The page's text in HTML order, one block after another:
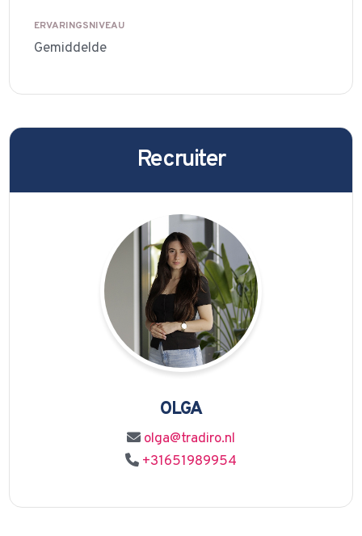
ERVARINGSNIVEAU
Gemiddelde
Recruiter
OLGA
olga@tradiro.nl
+31651989954